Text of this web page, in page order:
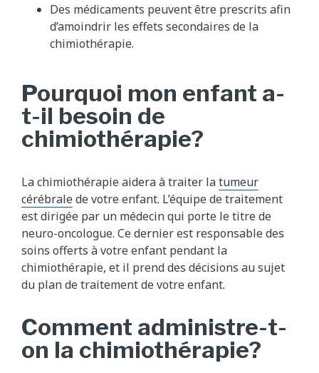
Des médicaments peuvent être prescrits afin
d’amoindrir les effets secondaires de la
chimiothérapie.
Pourquoi mon enfant a-
t-il besoin de
chimiothérapie?
La chimiothérapie aidera à traiter latumeur
cérébralede votre enfant. L’équipe de traitement
est dirigée par un médecin qui porte le titre de
neuro-oncologue. Ce dernier est responsable des
soins offerts à votre enfant pendant la
chimiothérapie, et il prend des décisions au sujet
du plan de traitement de votre enfant.
Comment administre-t-
on la chimiothérapie?